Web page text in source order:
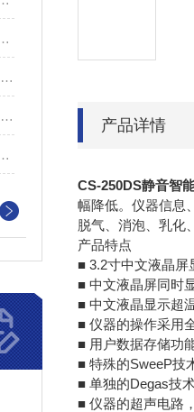
产品详情
CS-250DS静音智
幅降低。仪器信息
脱气、消泡、乳化
产品特点
■ 3.2寸中文液晶
■ 中文液晶屏同时
■ 中文液晶显示超
■ 仪器的操作采用
■ 用户数据存储功
■ 特殊的SweeP技
■ 单独的Degas技
■ 仪器的超声电路